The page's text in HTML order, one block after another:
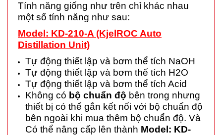
Tính năng giống như trên chỉ khác nhau
một số tính năng như sau:
Model: KD-210-A (KjelROC Auto
Distillation Unit)
Tự động thiết lập và bơm thể tích NaOH
Tự động thiết lập và bơm thể tích H2O
Tự động thiết lập và bơm thể tích Acid
Không có bộ chuẩn độ bên trong nhưng
thiết bị có thể gắn kết nối với bộ chuẩn độ
bên ngoài khi mua thêm bộ chuẩn độ. Và
Có thể nâng cấp lên thành Model: KD-